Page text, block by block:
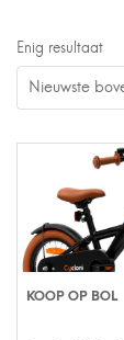
Enig resultaat
KOOP OP BOL